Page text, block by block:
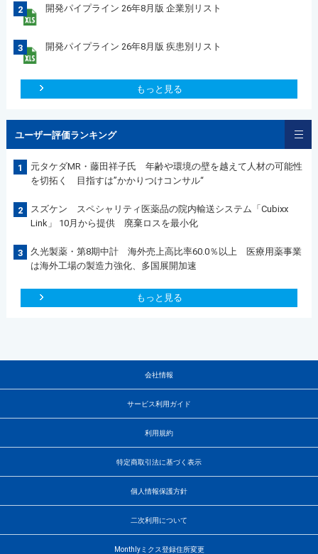
2 開発パイプライン 26年8月版 企業別リスト
3 開発パイプライン 26年8月版 疾患別リスト
もっと見る
ユーザー評価ランキング
1
元タケダMR・藤田祥子氏 年齢や環境の壁を越えて人材の可能性
を切拓く 目指すは”かかりつけコンサル“
2
スズケン スペシャリティ医薬品の院内輸送システム「Cubixx
Link」 10月から提供 廃棄ロスを最小化
3
久光製薬・第8期中計 海外売上高比率60.0％以上 医療用薬事業
は海外工場の製造力強化、多国展開加速
もっと見る
会社情報
サービス利用ガイド
利用規約
特定商取引法に基づく表示
個人情報保護方針
二次利用について
Monthlyミクス登録住所変更